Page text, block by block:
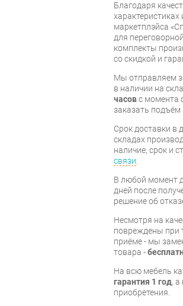
Благодаря
маркетплэйса
для
комплекты
со скидкой и
Мы отправляем
в наличии на
часовс момента
заказать
Срок доставки в
складах
наличие, срок и
связи.
В любой момент
дней после
решение об
Несмотря на
повреждены при
приёме - мы
товара -
На всю мебель
гарантия 1 год, а
приобретения.